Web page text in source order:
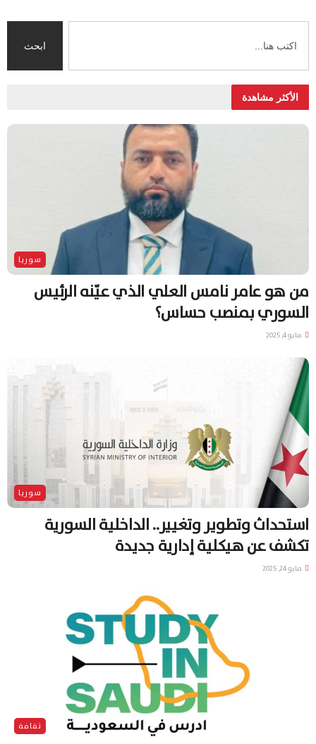
ابحث
الأكثر مشاهدة
سوريا
من هو عامر نامس العلي الذي عيّنه الرئيس
السوري بمنصب حساس؟
مايو 4, 2025
سوريا
استحداث وتطوير وتغيير.. الداخلية السورية
تكشف عن هيكلية إدارية جديدة
مايو 24, 2025
ثقافة